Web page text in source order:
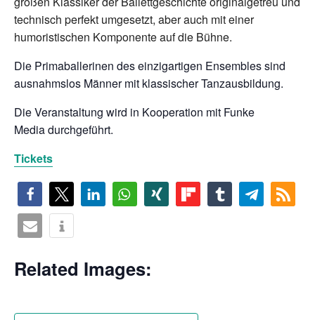
technisch perfekt umgesetzt, aber auch mit einer
humoristischen Komponente auf die Bühne.
Die Primaballerinen des einzigartigen Ensembles sind
ausnahmslos Männer mit klassischer Tanzausbildung.
Die Veranstaltung wird in Kooperation mit Funke
Media durchgeführt.
Tickets
Related Images: